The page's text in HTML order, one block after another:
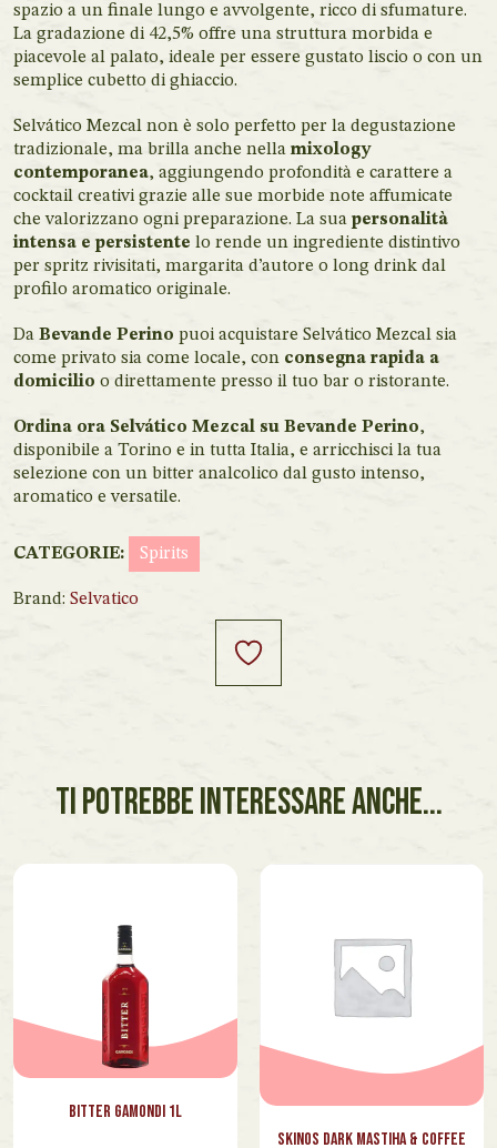
spazio a un finale lungo e avvolgente, ricco di sfumature.
La gradazione di 42,5% offre una struttura morbida e
piacevole al palato, ideale per essere gustato liscio o con un
semplice cubetto di ghiaccio.
Selvático Mezcal non è solo perfetto per la degustazione
tradizionale, ma brilla anche nella mixology
contemporanea, aggiungendo profondità e carattere a
cocktail creativi grazie alle sue morbide note affumicate
che valorizzano ogni preparazione. La sua personalità
intensa e persistente lo rende un ingrediente distintivo
per spritz rivisitati, margarita d’autore o long drink dal
profilo aromatico originale.
Da Bevande Perino puoi acquistare Selvático Mezcal sia
come privato sia come locale, con consegna rapida a
domicilio o direttamente presso il tuo bar o ristorante.
Ordina ora Selvático Mezcal su Bevande Perino,
disponibile a Torino e in tutta Italia, e arricchisci la tua
selezione con un bitter analcolico dal gusto intenso,
aromatico e versatile.
CATEGORIE: Spirits
Brand: Selvatico
TI POTREBBE INTERESSARE ANCHE...
Bitter Gamondi 1l
Skinos Dark Mastiha & Coffee